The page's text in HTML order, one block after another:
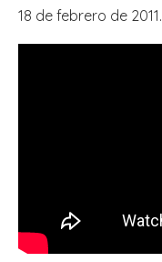
18 de febrero de 2011.